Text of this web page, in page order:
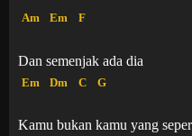
Am Em F
Dan semenjak ada dia
Em Dm C G
Kamu bukan kamu yang